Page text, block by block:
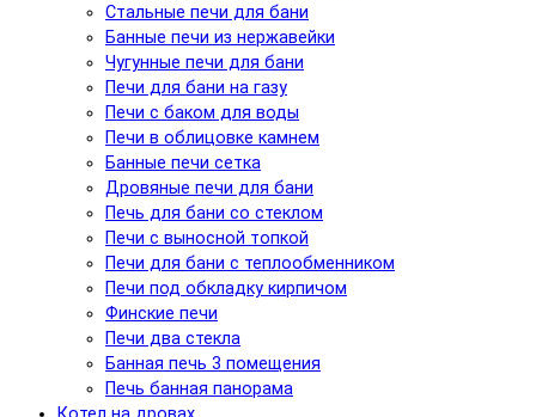
Стальные печи для бани
Банные печи из нержавейки
Чугунные печи для бани
Печи для бани на газу
Печи с баком для воды
Печи в облицовке камнем
Банные печи сетка
Дровяные печи для бани
Печь для бани со стеклом
Печи с выносной топкой
Печи для бани с теплообменником
Печи под обкладку кирпичом
Финские печи
Печи два стекла
Банная печь 3 помещения
Печь банная панорама